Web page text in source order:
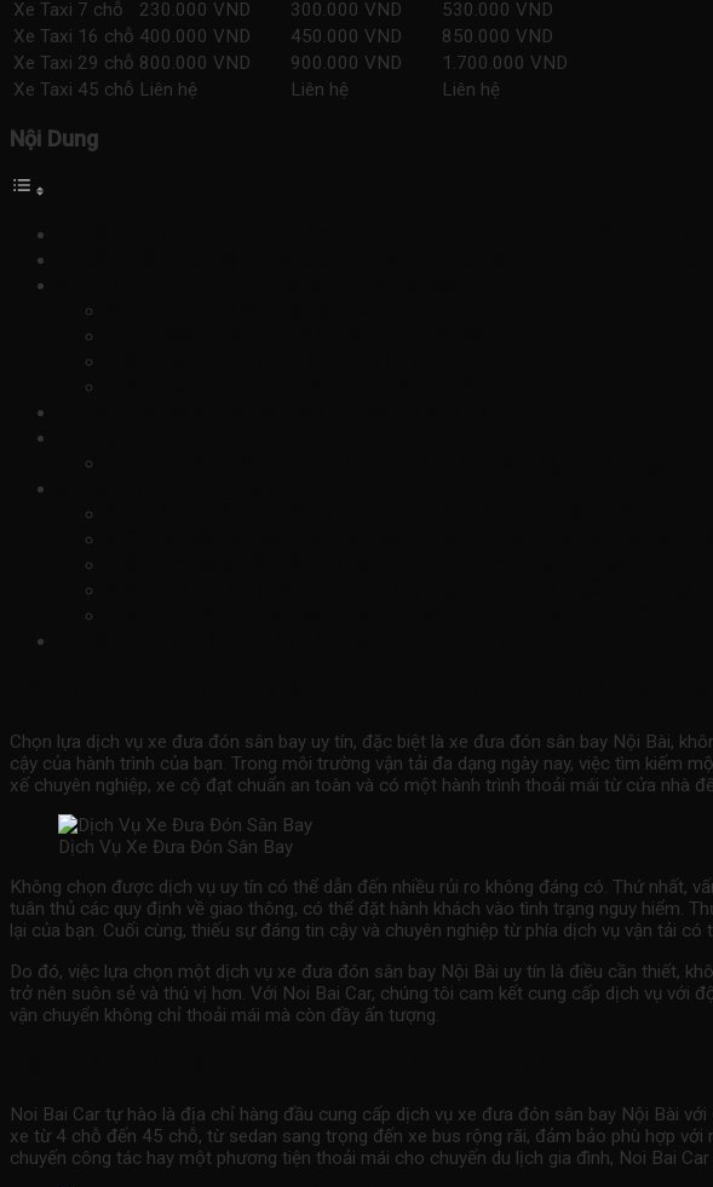
Xe Taxi 7 chỗ
230.000 VND 300.000 VND
530.000 VND
Xe Taxi 16 chỗ 400.000 VND 450.000 VND
850.000 VND
Xe Taxi 29 chỗ 800.000 VND 900.000 VND
1.700.000 VND
Xe Taxi 45 chỗ Liên hệ Liên hệ Liên hệ
Nội Dung
Chọn lựa dịch vụ xe đưa đón sân bay uy tín, đặc biệt là xe đưa đón sân bay Nội Bài,
cậy của hành trình của bạn. Trong môi trường vận tải đa dạng ngày nay, việc tìm kiếm
xế chuyên nghiệp, xe cộ đạt chuẩn an toàn và có một hành trình thoải mái từ cửa nhà
Dịch Vụ Xe Đưa Đón Sân Bay
Không chọn được dịch vụ uy tín có thể dẫn đến nhiều rủi ro không đáng có. Thứ nhất,
tuân thủ các quy định về giao thông, có thể đặt hành khách vào tình trạng nguy hiểm.
lại của bạn. Cuối cùng, thiếu sự đáng tin cậy và chuyên nghiệp từ phía dịch vụ vận tải
Do đó, việc lựa chọn một dịch vụ xe đưa đón sân bay Nội Bài uy tín là điều cần thiết,
trở nên suôn sẻ và thú vị hơn. Với Noi Bai Car, chúng tôi cam kết cung cấp dịch vụ với
vận chuyển không chỉ thoải mái mà còn đầy ấn tượng.
Noi Bai Car tự hào là địa chỉ hàng đầu cung cấp dịch vụ xe đưa đón sân bay Nội Bài
xe từ 4 chỗ đến 45 chỗ, từ sedan sang trọng đến xe bus rộng rãi, đảm bảo phù hợp
chuyến công tác hay một phương tiện thoải mái cho chuyến du lịch gia đình, Noi Bai